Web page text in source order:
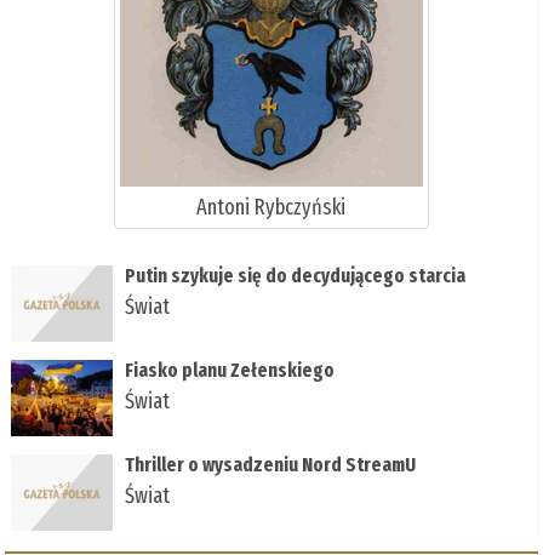
Antoni Rybczyński
Putin szykuje się do decydującego starcia
Świat
Fiasko planu Zełenskiego
Świat
Thriller o wysadzeniu Nord StreamU
Świat